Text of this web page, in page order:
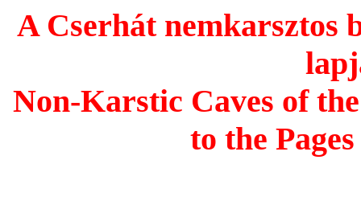
A Cserhát nemkarsztos
Non-Karstic Caves of
to the